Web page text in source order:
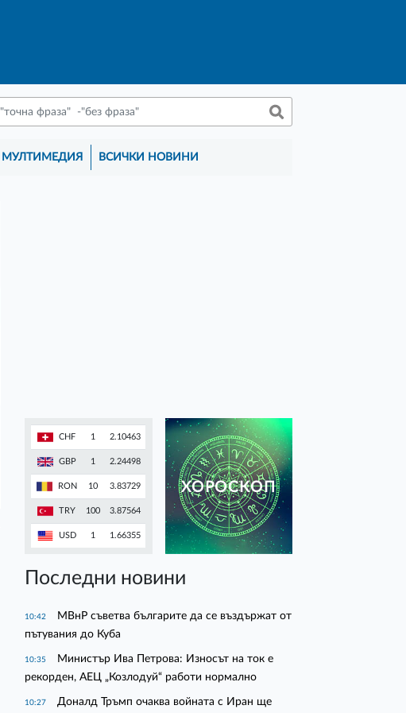
МУЛТИМЕДИЯ ВСИЧКИ НОВИНИ
CHF 1 2.10463
GBP 1 2.24498
RON 10 3.83729
TRY 100 3.87564
USD 1 1.66355
ХОРОСКОП
Последни новини
10:42
МВнР съветва българите да се въздържат от
пътувания до Куба
10:35
Министър Ива Петрова: Износът на ток е
рекорден, АЕЦ „Козлодуй“ работи нормално
10:27
Доналд Тръмп очаква войната с Иран ще